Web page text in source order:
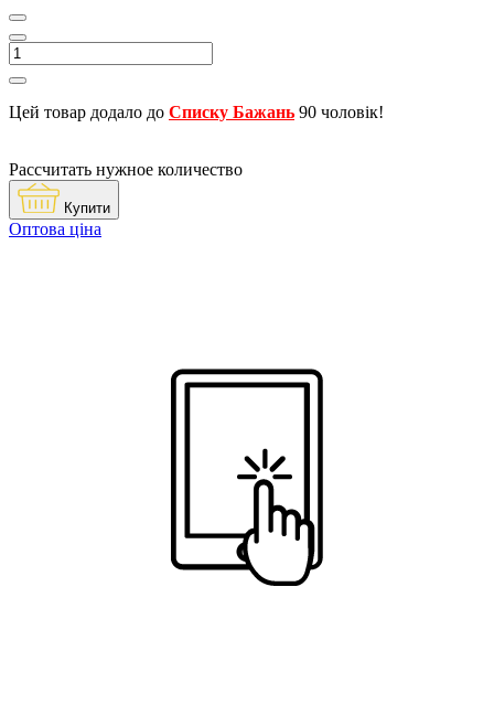
Цей товар додало до Списку Бажань 90 чоловік!
Рассчитать нужное количество
Купити
Оптова ціна